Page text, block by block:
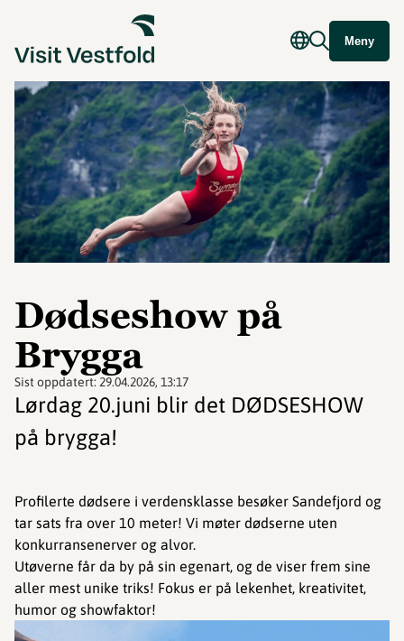
Meny
Dødseshow på
Brygga
Sist oppdatert: 29.04.2026, 13:17
Lørdag 20.juni blir det DØDSESHOW
på brygga!
Profilerte dødsere i verdensklasse besøker Sandefjord og
tar sats fra over 10 meter! Vi møter dødserne uten
konkurransenerver og alvor.
Utøverne får da by på sin egenart, og de viser frem sine
aller mest unike triks! Fokus er på lekenhet, kreativitet,
humor og showfaktor!